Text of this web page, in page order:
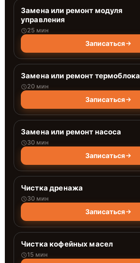
Замена или ремонт модуля
управления
25 мин
Записаться
Замена или ремонт термоблока
20 мин
Записаться
Замена или ремонт насоса
30 мин
Записаться
Чистка дренажа
30 мин
Записаться
Чистка кофейных масел
15 мин